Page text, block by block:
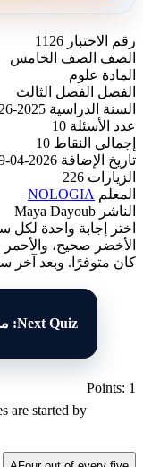
رقم الاختبار 1126
الصف
الصف الخامس
المادة
علوم
الفصل
الفصل الثالث
السنة الدراسية 2025-2026
عدد الأسئلة 10
إجمالي النقاط 10
تاريخ الإضافة 2026-04-29
الزيارات 226
المعلم
NOLOGIA
الناشر Maya Dayoub
اختر إجابة واحدة لكل
الأخضر صحيح،
كان متوفرًا. وبعد آخر
Next Quiz: مراجعة وحدة التكنولوجيا والتصميم
Points: 1
are started by